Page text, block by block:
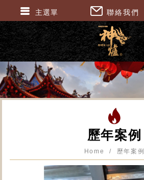
歷年案例
Home 歷年案例
主選單 聯絡我們